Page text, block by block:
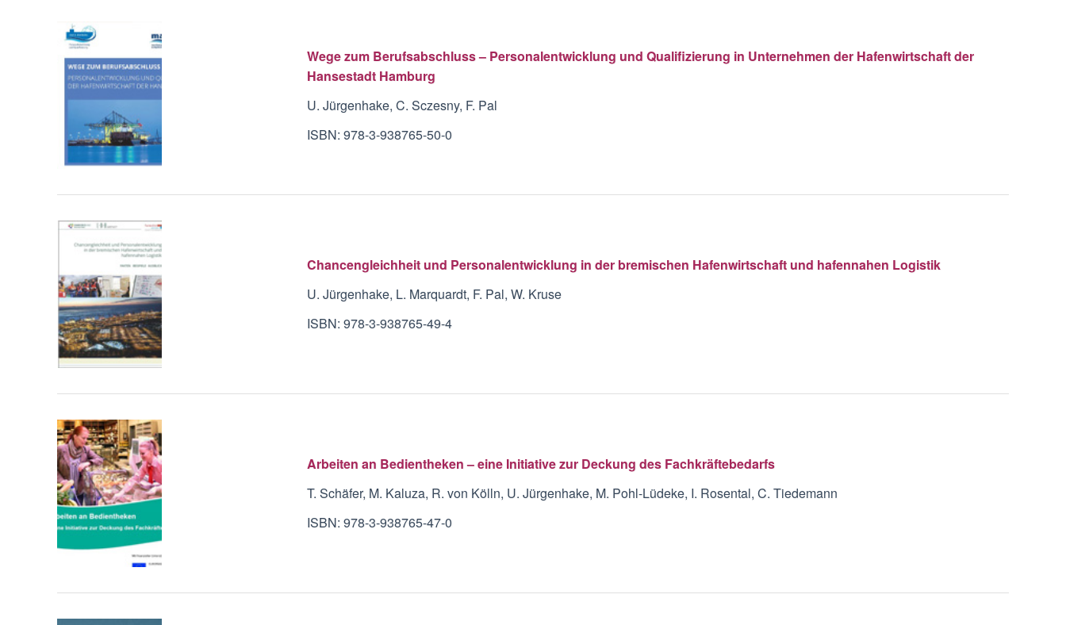
Wege zum Berufsabschluss – Personalentwicklung und Qualifizierung in Unternehmen der Hafenwirtschaft der
Hansestadt Hamburg
U. Jürgenhake, C. Sczesny, F. Pal
ISBN: 978-3-938765-50-0
Chancengleichheit und Personalentwicklung in der bremischen Hafenwirtschaft und hafennahen Logistik
U. Jürgenhake, L. Marquardt, F. Pal, W. Kruse
ISBN: 978-3-938765-49-4
Arbeiten an Bedientheken – eine Initiative zur Deckung des Fachkräftebedarfs
T. Schäfer, M. Kaluza, R. von Kölln, U. Jürgenhake, M. Pohl-Lüdeke, I. Rosental, C. Tiedemann
ISBN: 978-3-938765-47-0